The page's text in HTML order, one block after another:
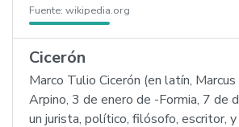
Fuente: wikipedia.org
Cicerón
Marco Tulio Cicerón (en latín,
Arpino, 3 de enero de -Formia, 7 de
un jurista, político, filósofo, escritor, y